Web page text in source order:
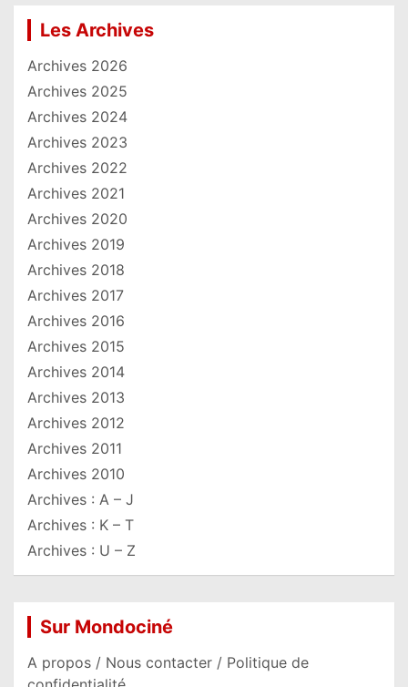
Les Archives
Archives 2026
Archives 2025
Archives 2024
Archives 2023
Archives 2022
Archives 2021
Archives 2020
Archives 2019
Archives 2018
Archives 2017
Archives 2016
Archives 2015
Archives 2014
Archives 2013
Archives 2012
Archives 2011
Archives 2010
Archives : A – J
Archives : K – T
Archives : U – Z
Sur Mondociné
A propos / Nous contacter / Politique de